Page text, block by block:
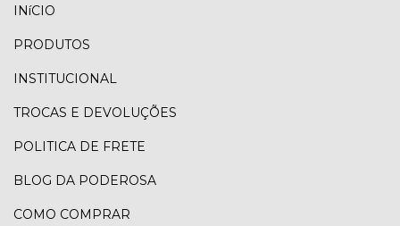
INíCIO
PRODUTOS
INSTITUCIONAL
TROCAS E DEVOLUÇÕES
POLITICA DE FRETE
BLOG DA PODEROSA
COMO COMPRAR